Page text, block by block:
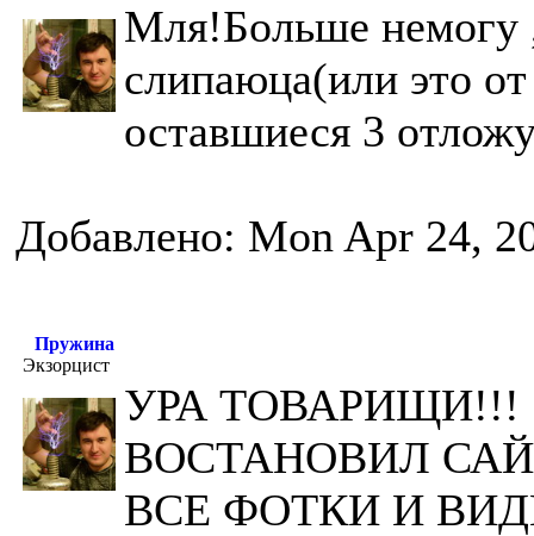
Мля!Больше немогу
слипаюца(или это
оставшиеся 3
Добавлено: Mon Apr 24,
Пружина
Экзорцист
УРА ТОВАРИЩИ!!!
ВОСТАНОВИЛ
ВСЕ ФОТКИ И